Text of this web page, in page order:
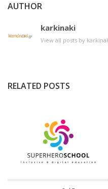
AUTHOR
karkinaki
View all posts by
RELATED POSTS